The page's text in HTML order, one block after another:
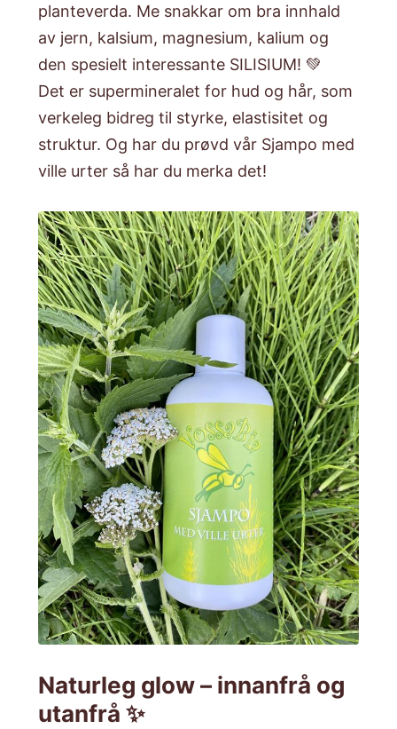
planteverda. Me snakkar om bra innhald
av jern, kalsium, magnesium, kalium og
den spesielt interessante SILISIUM! 💚
Det er supermineralet for hud og hår, som
verkeleg bidreg til styrke, elastisitet og
struktur. Og har du prøvd vår Sjampo med
ville urter så har du merka det!
Naturleg glow – innanfrå og
utanfrå ✨